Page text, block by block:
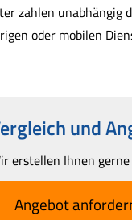
zahlen unabhängig
oder mobilen
und
erstellen Ihnen
An­ge­bot